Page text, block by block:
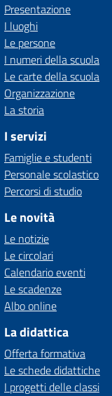
Presentazione
I luoghi
Le persone
I numeri della scuola
Le carte della scuola
Organizzazione
La storia
I servizi
Famiglie e studenti
Personale scolastico
Percorsi di studio
Le novità
Le notizie
Le circolari
Calendario eventi
Le scadenze
Albo online
La didattica
Offerta formativa
Le schede didattiche
I progetti delle classi